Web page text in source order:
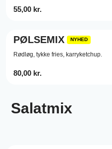
55,00 kr.
PØLSEMIX NYHED
Rødløg, tykke fries, karryketchup.
80,00 kr.
Salatmix